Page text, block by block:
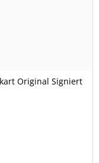
Original Signiert